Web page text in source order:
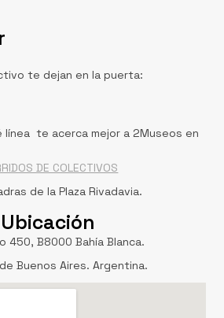
te dejan en la puerta:
línea te acerca mejor a 2Museos en
DE COLECTIVOS
de la Plaza Rivadavia.
Ubicación
450, B8000 Bahía Blanca.
Buenos Aires. Argentina.